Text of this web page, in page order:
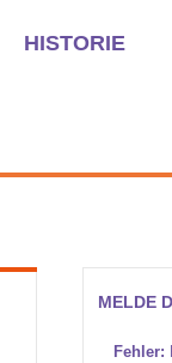
HISTORIE
MELDE
Fehler: